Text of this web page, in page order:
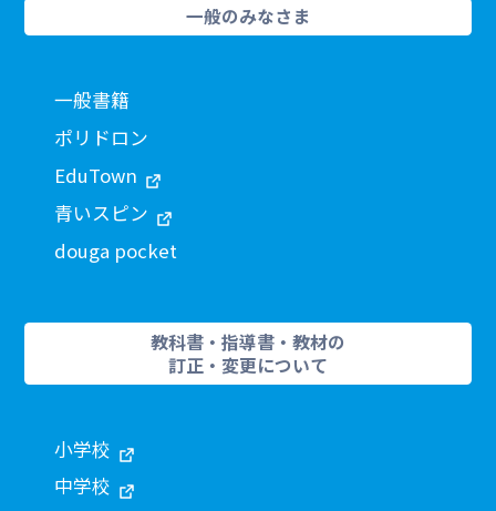
一般のみなさま
一般書籍
ポリドロン
EduTown
青いスピン
douga pocket
教科書・指導書・教材の
訂正・変更について
小学校
中学校